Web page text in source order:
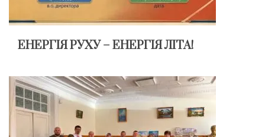
ЕНЕРГІЯ РУХУ – ЕНЕРГІЯ ЛІТА!